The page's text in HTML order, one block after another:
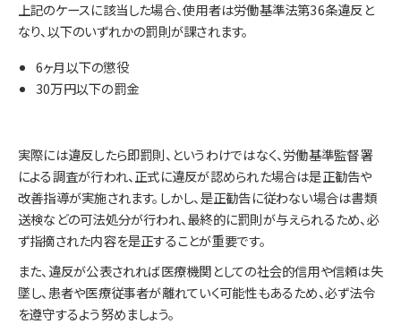
上記のケースに該当した場合、使用者は労働基準法第36条違反と
なり、以下のいずれかの罰則が課されます。
6ヶ月以下の懲役
30万円以下の罰金
実際には違反したら即罰則、というわけではなく、労働基準監督署
による調査が行われ、正式に違反が認められた場合は是正勧告や
改善指導が実施されます。しかし、是正勧告に従わない場合は書類
送検などの可法処分が行われ、最終的に罰則が与えられるため、必
ず指摘された内容を是正することが重要です。
また、違反が公表されれば医療機関としての社会的信用や信頼は失
墜し、患者や医療従事者が離れていく可能性もあるため、必ず法令
を遵守するよう努めましょう。